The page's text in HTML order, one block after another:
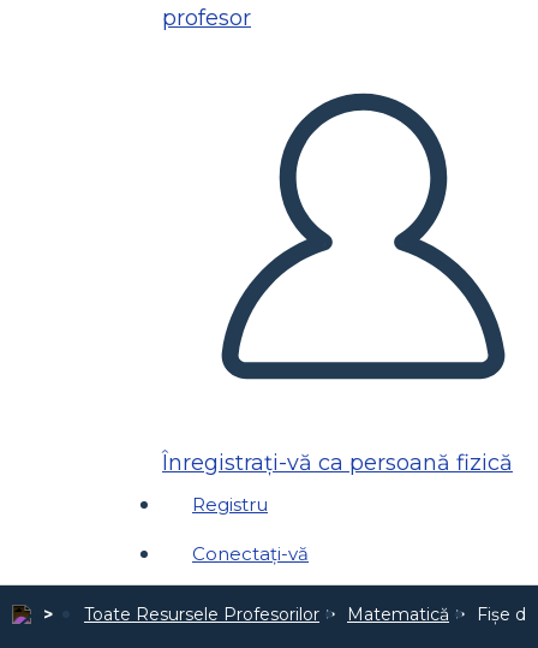
profesor
Înregistrați-vă ca persoană fizică
Registru
Conectați-vă
Toate Resursele Profesorilor Matematică Fișe